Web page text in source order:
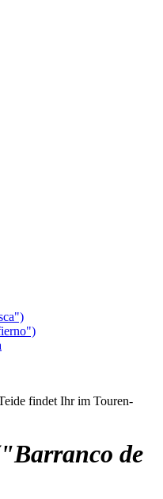
findet Ihr im Touren-
de